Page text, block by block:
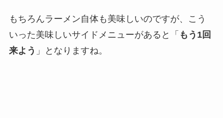
もちろんラーメン自体も美味しいのですが、こう
いった美味しいサイドメニューがあると「 もう1回
来よう 」となりますね。